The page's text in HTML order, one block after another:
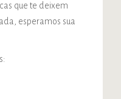
que te deixem
esperamos sua